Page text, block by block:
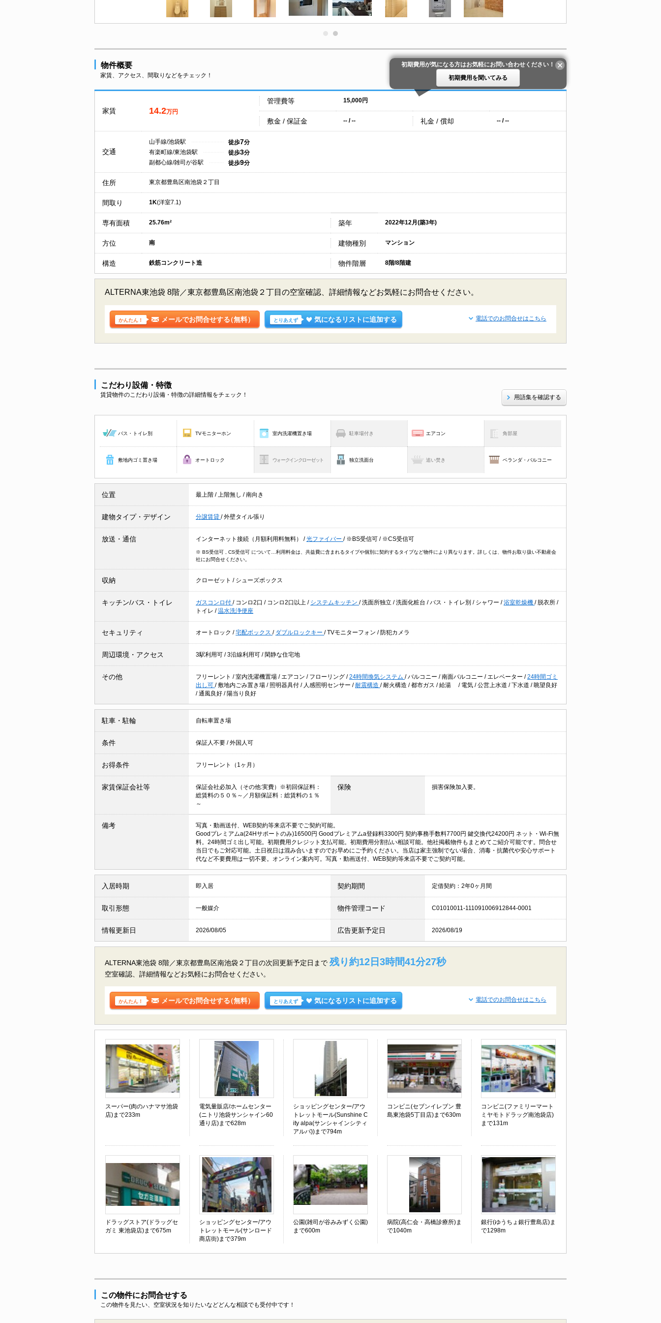
物件概要
家賃、アクセス、間取りなどをチェック！
初期費用が気になる方はお気軽にお問い合わせください！
初期費用を聞いてみる
家賃 14.2万円
管理費等 15,000円
敷金 / 保証金 -- / -- 礼金 / 償却 -- / --
交通
山手線/池袋駅 徒歩7分
有楽町線/東池袋駅
徒歩3分
副都心線/雑司が谷駅
徒歩9分
住所 東京都豊島区南池袋２丁目
間取り 1K(洋室7.1)
専有面積 25.76m² 築年 2022年12月(築3年)
方位 南 建物種別 マンション
構造 鉄筋コンクリート造 物件階層 8階/8階建
ALTERNA東池袋 8階／東京都豊島区南池袋２丁目の空室確認、詳細情報などお気軽にお問合せください。
かんたん！ メールでお問合せする（無料） とりあえず 気になるリストに追加する 電話でのお問合せはこちら
こだわり設備・特徴
賃貸物件のこだわり設備・特徴の詳細情報をチェック！ 用語集を確認する
バス・トイレ別 TVモニターホン 室内洗濯機置き場 駐車場付き エアコン 角部屋
敷地内ゴミ置き場 オートロック ウォークインクローゼット 独立洗面台 追い焚き ベランダ・バルコニー
位置 最上階 / 上階無し /南向き
建物タイプ・デザイン 分譲賃貸 /外壁タイル張り
放送・通信 インターネット接続（月額利用料無料） /光ファイバー / ※BS受信可 / ※CS受信可
※ BS受信可 , CS受信可 について…利用料金は、共益費に含まれるタイプや個別に契約するタイプなど物件により異なります。詳しくは、物件お取り扱い不動産会
社にお問合せください。
収納 クローゼット / シューズボックス
キッチン/バス・トイレ ガスコンロ付 / コンロ2口 / コンロ2口以上 / システムキッチン /洗面所独立 /洗面化粧台 /バス・トイレ別 / シャワー /浴室乾燥機 / 脱衣所 /
トイレ /温水洗浄便座
セキュリティ オートロック /宅配ボックス / ダブルロックキー /TVモニターフォン / 防犯カメラ
周辺環境・アクセス 3駅利用可 /3沿線利用可 / 閑静な住宅地
その他 フリーレント /室内洗濯機置場 / エアコン / フローリング /24時間換気システム /バルコニー /南面バルコニー / エレベーター /24時間ゴミ
出し可 /敷地内ごみ置き場 / 照明器具付 / 人感照明センサー /耐震構造 /耐火構造 /都市ガス /給湯 / 電気 /公営上水道 /下水道 / 眺望良好
/通風良好 / 陽当り良好
駐車・駐輪 自転車置き場
条件 保証人不要 /外国人可
お得条件 フリーレント（1ヶ月）
家賃保証会社等
保証会社必加入（その他:実費）※初回保証料：
総賃料の５０％～／月額保証料：総賃料の１％
～
保険 損害保険加入要。
備考
写真・動画送付、WEB契約等来店不要でご契約可能。
Goodプレミアムa(24Hサポートのみ)16500円 Goodプレミアムa登録料3300円 契約事務手数料7700円 鍵交換代24200円 ネット・Wi-Fi無
料。24時間ゴミ出し可能。初期費用クレジット支払可能。初期費用分割払い相談可能。他社掲載物件もまとめてご紹介可能です。問合せ
当日でもご対応可能。土日祝日は混み合いますのでお早めにご予約ください。当店は家主強制でない場合、消毒・抗菌代や安心サポート
代など不要費用は一切不要。オンライン案内可。写真・動画送付、WEB契約等来店不要でご契約可能。
入居時期 即入居 契約期間 定借契約：2年0ヶ月間
取引形態 一般媒介 物件管理コード C01010011-111091006912844-0001
情報更新日 2026/08/05 広告更新予定日 2026/08/19
ALTERNA東池袋 8階／東京都豊島区南池袋２丁目の次回更新予定日まで 残り約12日3時間41分26秒
空室確認、詳細情報などお気軽にお問合せください。
かんたん！ メールでお問合せする（無料） とりあえず 気になるリストに追加する 電話でのお問合せはこちら
スーパー(肉のハナマサ池袋
店)まで233m
電気量販店/ホームセンター
(ニトリ池袋サンシャイン60
通り店)まで628m
ショッピングセンター/アウ
トレットモール(Sunshine C
ity alpa(サンシャインシティ
アルパ))まで794m
コンビニ(セブンイレブン 豊
島東池袋5丁目店)まで630m
コンビニ(ファミリーマート
ミヤモトドラッグ南池袋店)
まで131m
ドラッグストア(ドラッグセ
ガミ 東池袋店)まで675m
ショッピングセンター/アウ
トレットモール(サンロード
商店街)まで379m
公園(雑司が谷みみずく公園)
まで600m
病院(高仁会・高橋診療所)ま
で1040m
銀行(ゆうちょ銀行豊島店)ま
で1298m
この物件にお問合せする
この物件を見たい、空室状況を知りたいなどどんな相談でも受付中です！